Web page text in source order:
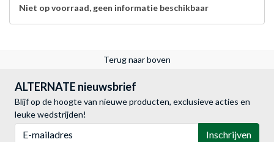
Niet op voorraad, geen informatie beschikbaar
Terug naar boven
ALTERNATE nieuwsbrief
Blijf op de hoogte van nieuwe producten, exclusieve acties en
leuke wedstrijden!
Inschrijven